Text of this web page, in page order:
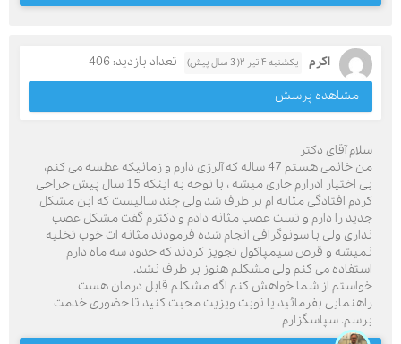
اکرم یکشنبه ۴ تیر ۲( 3 سال پیش)
تعداد بازدید: 406
مشاهده پرسش
سلام آقای دکتر
من خانمی هستم 47 ساله که آلرژی دارم و زمانیکه عطسه می کنم،
بی اختیار ادرارم جاری میشه ، با توجه به اینکه 15 سال پیش جراحی
کردم افتادگی مثانه ام بر طرف شد ولی چند سالیست که ابن مشکل
جدید را دارم و تست عصب مثانه دادم و دکترم گفت مشکل عصب
نداری ولی با سونوگرافی انجام شده فرمودند مثانه ات خوب تخلیه
نمیشه و قرص سیمپاکول تجویز کردند که حدود سه ماه دارم
استفاده می کنم ولی مشکلم هنوز بر طرف نشد.
خواستم از شما خواهش کنم اگه مشکلم قابل درمان هست
راهنمایی بفرمائید یا نوبت ویزیت محبت کنید تا حضوری خدمت
برسم. سپاسگزارم